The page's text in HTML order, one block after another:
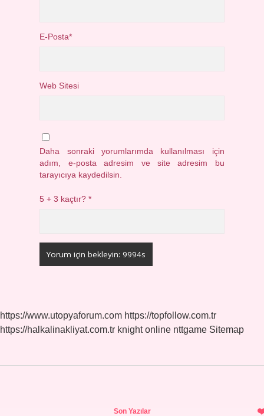
E-Posta*
Web Sitesi
Daha sonraki yorumlarımda kullanılması için
adım, e-posta adresim ve site adresim bu
tarayıcıya kaydedilsin.
5 + 3 kaçtır?*
https://www.utopyaforum.com https://topfollow.com.tr
https://halkalinakliyat.com.tr knight online nttgame Sitemap
Son Yazılar